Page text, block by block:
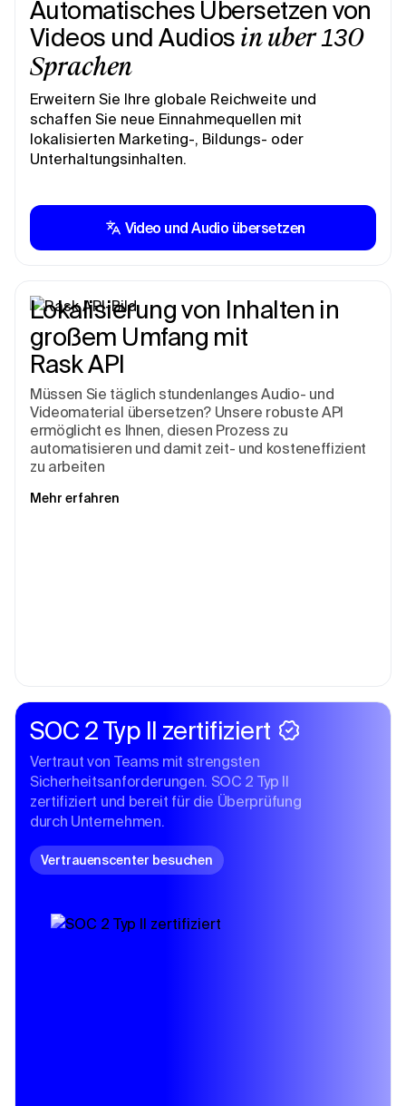
Automatisches Übersetzen von
Videos und Audios in über 130
Sprachen
Erweitern Sie Ihre globale Reichweite und
schaffen Sie neue Einnahmequellen mit
lokalisierten Marketing-, Bildungs- oder
Unterhaltungsinhalten.
Video und Audio übersetzen
Lokalisierung von Inhalten in
großem Umfang mit
Rask API
Müssen Sie täglich stundenlanges Audio- und
Videomaterial übersetzen? Unsere robuste API
ermöglicht es Ihnen, diesen Prozess zu
automatisieren und damit zeit- und kosteneffizient
zu arbeiten
Mehr erfahren
SOC 2 Typ II zertifiziert
Vertraut von Teams mit strengsten
Sicherheitsanforderungen. SOC 2 Typ II
zertifiziert und bereit für die Überprüfung
durch Unternehmen.
Vertrauenscenter besuchen